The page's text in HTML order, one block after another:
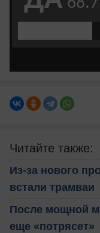
Читайте также:
Из-за нового
встали трамваи
После мощной
еще «потрясет»